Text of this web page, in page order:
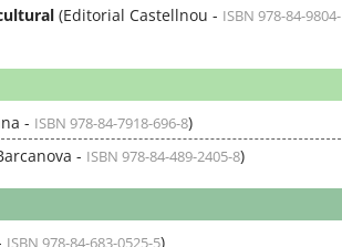
(Editorial Castellnou - ISBN 978-84-9804-
- ISBN 978-84-7918-696-8)
- ISBN 978-84-489-2405-8)
ISBN 978-84-683-0525-5)